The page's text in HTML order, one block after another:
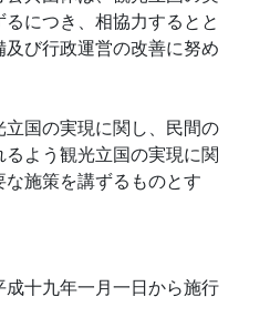
につき、相協力するとと
び行政運営の改善に努め
立国の実現に関し、民間の
よう観光立国の実現に関
施策を講ずるものとす
成十九年一月一日から施行